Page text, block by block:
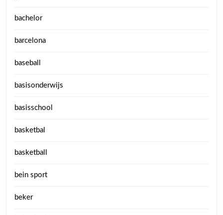
bachelor
barcelona
baseball
basisonderwijs
basisschool
basketbal
basketball
bein sport
beker